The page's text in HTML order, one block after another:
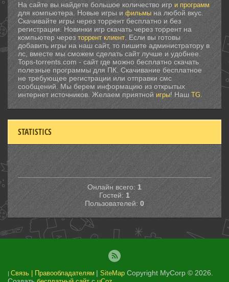
На сайте вы найдете большое количество игр и программ
для компьютера. Новые игры и фильмы на любой вкус.
Скачивайте игры через торрент бесплатно и без
регистрации. Новинки игр скачать через торрент на
компьютер через торрент клиент. Если вы готовы
добавить игры на наш сайт, то пишите администратору в
лс, вместе мы сможем сделать сайт лучше и удобнее.
Tops-torrents.com - сайт где можно бесплатно скачать
полезные программы для ПК. Скачивание бесплатное
не требующее регистрации или отправки смс
сообщений. Мы берем информацию из открытых
интернет источников. Желаем приятной игры! Наш TG.
STATISTICS
Онлайн всего: 1
Гостей: 1
Пользователей: 0
Связь | Правообладателям | SiteMap Copyright MyCorp © 2026.